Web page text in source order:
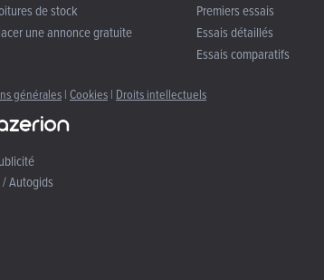
de stock
une annonce gratuite
Premiers essais
Essais détaillés
Essais comparatifs
générales | Cookies | Droits intellectuels
Autogids